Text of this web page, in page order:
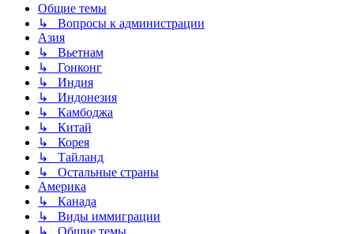
Общие темы
↳ Вопросы к администрации
Азия
↳ Вьетнам
↳ Гонконг
↳ Индия
↳ Индонезия
↳ Камбоджа
↳ Китай
↳ Корея
↳ Тайланд
↳ Остальные страны
Америка
↳ Канада
↳ Виды иммиграции
↳ Общие темы